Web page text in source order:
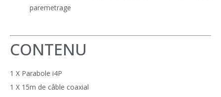
paremetrage
CONTENU
1 X Parabole i4P
1 X 15m de câble coaxial